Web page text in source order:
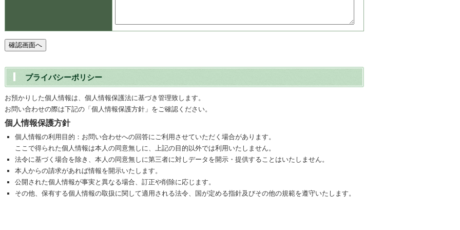
プライバシーポリシー
お預かりした個人情報は、個人情報保護法に基づき管理致します。
お問い合わせの際は下記の「個人情報保護方針」をご確認ください。
個人情報保護方針
個人情報の利用目的：お問い合わせへの回答にご利用させていただく場合があります。
ここで得られた個人情報は本人の同意無しに、上記の目的以外では利用いたしません。
法令に基づく場合を除き、本人の同意無しに第三者に対しデータを開示・提供することはいたしません。
本人からの請求があれば情報を開示いたします。
公開された個人情報が事実と異なる場合、訂正や削除に応じます。
その他、保有する個人情報の取扱に関して適用される法令、国が定める指針及びその他の規範を遵守いたします。